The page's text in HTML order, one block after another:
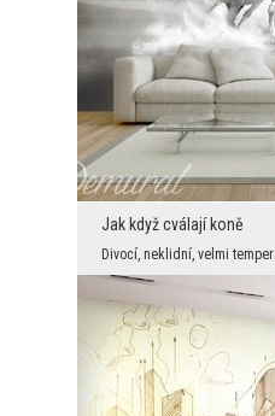
Jak když cválají koně